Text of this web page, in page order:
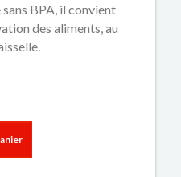
BPA, il convient
des aliments, au